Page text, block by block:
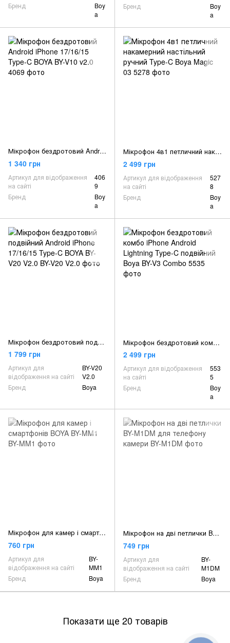
Бренд
Boy
a
Бренд
Boy
a
Мікрофон бездротовий Android iPhone 17/16/15 Type-C BOYA BY-V10 v2.0
1 340 грн
Артикул для відображення
на сайті
406
9
Бренд
Boy
a
Мікрофон 4в1 петличний накамерний настільний ручний Type-C Boya Magic 03
2 499 грн
Артикул для відображення
на сайті
527
8
Бренд
Boy
a
Мікрофон бездротовий подвійний Android iPhone 17/16/15 Type-C BOYA BY-V20 V2.0
1 799 грн
Артикул для
відображення на сайті
BY-V20
V2.0
Бренд
Boya
Мікрофон бездротовий комбо iPhone Android Lightning Type-C подвійний Boya BY-V3 Combo
2 499 грн
Артикул для відображення
на сайті
553
5
Бренд
Boy
a
Мікрофон для камер і смартфонів BOYA BY-MM1
760 грн
Артикул для
відображення на сайті
BY-
MM1
Бренд
Boya
Мікрофон на дві петлички BY-M1DM для телефону камери
749 грн
Артикул для
відображення на сайті
BY-
M1DM
Бренд
Boya
Показати ще 20 товарів